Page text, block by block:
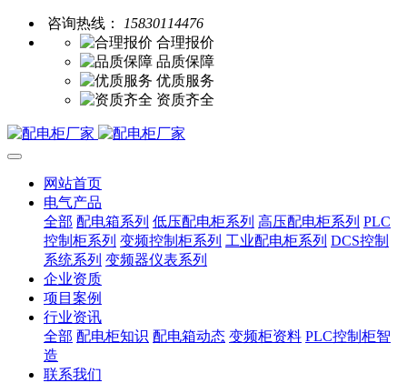
咨询热线：
15830114476
合理报价
品质保障
优质服务
资质齐全
网站首页
电气产品
全部 配电箱系列 低压配电柜系列 高压配电柜系列 PLC
控制柜系列 变频控制柜系列 工业配电柜系列 DCS控制
系统系列 变频器仪表系列
企业资质
项目案例
行业资讯
全部 配电柜知识 配电箱动态 变频柜资料 PLC控制柜智
造
联系我们